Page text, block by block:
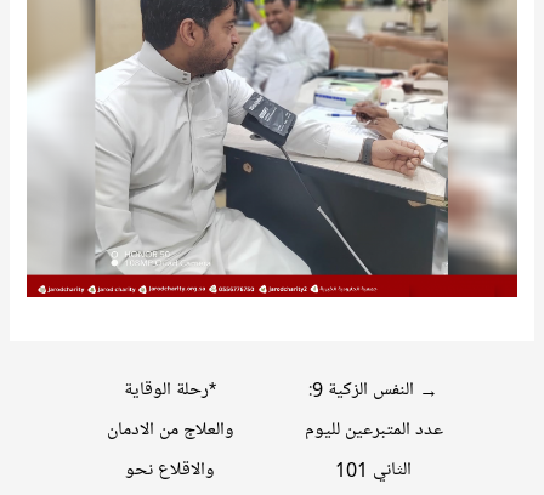
تصفّح
المقالات
→
النفس الزكية 9:
عدد المتبرعين لليوم
الثاني 101
*رحلة الوقاية
والعلاج من الادمان
والاقلاع نحو